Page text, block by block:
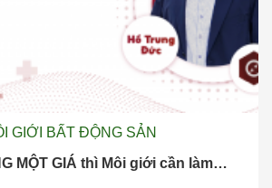
GIỚI BẤT ĐỘNG SẢN
MỘT GIÁ thì Môi giới cần làm…